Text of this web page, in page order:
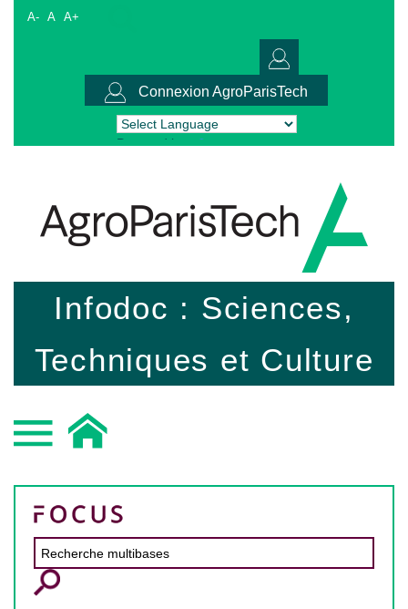
A- A A+
Connexion AgroParisTech
Powered by Translate
Infodoc : Sciences,
Techniques et Culture